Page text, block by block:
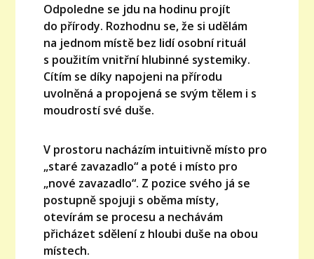
Odpoledne se jdu na hodinu projít
do přírody. Rozhodnu se, že si udělám
na jednom místě bez lidí osobní rituál
s použitím vnitřní hlubinné systemiky.
Cítím se díky napojeni na přírodu
uvolněná a propojená se svým tělem i s
moudrostí své duše.
V prostoru nacházím intuitivně místo pro
„staré zavazadlo“ a poté i místo pro
„nové zavazadlo“. Z pozice svého já se
postupně spojuji s oběma místy,
otevírám se procesu a nechávám
přicházet sdělení z hloubi duše na obou
místech.